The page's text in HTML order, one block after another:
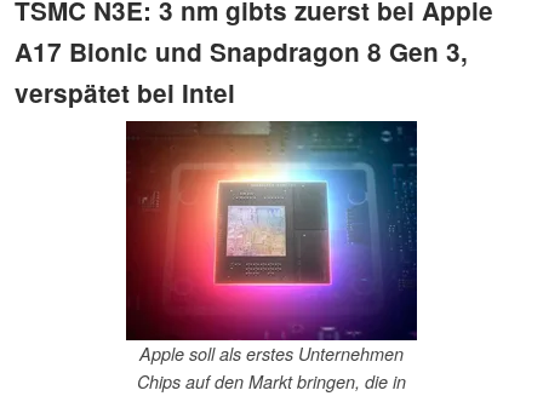
TSMC N3E: 3 nm gibts zuerst bei Apple
A17 Bionic und Snapdragon 8 Gen 3,
verspätet bei Intel
Apple soll als erstes Unternehmen
Chips auf den Markt bringen, die in